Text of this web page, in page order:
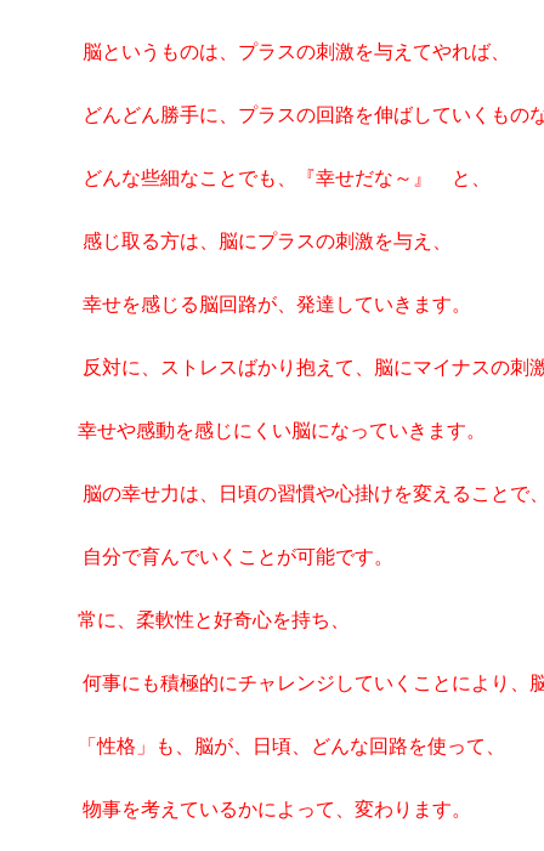
脳というものは、プラスの刺激を与えてやれば、
どんどん勝手に、プラスの回路を伸ばしていくもの
どんな些細なことでも、『幸せだな～』 と、
感じ取る方は、脳にプラスの刺激を与え、
幸せを感じる脳回路が、発達していきます。
反対に、ストレスばかり抱えて、脳にマイナスの刺
幸せや感動を感じにくい脳になっていきます。
脳の幸せ力は、日頃の習慣や心掛けを変えることで
自分で育んでいくことが可能です。
常に、柔軟性と好奇心を持ち、
何事にも積極的にチャレンジしていくことにより、脳
「性格」も、脳が、日頃、どんな回路を使って、
物事を考えているかによって、変わります。